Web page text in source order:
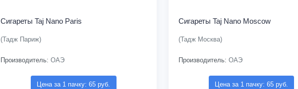
Сигареты Taj Nano Paris
(Тадж Париж)
Производитель: ОАЭ
Цена за 1 пачку: 65 руб.
Сигареты Taj Nano Moscow
(Тадж Москва)
Производитель: ОАЭ
Цена за 1 пачку: 65 руб.